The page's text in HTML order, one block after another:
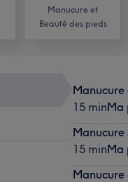
Manucure et
Beauté des pieds
Manucure
15 minMa
Manucure
15 minMa
Manucure